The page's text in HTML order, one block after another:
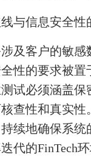
与信息安全性
及客户的敏感
性的要求被置
试必须涵盖保
查性和真实性
续地确保系统
代的FinTech